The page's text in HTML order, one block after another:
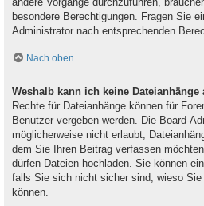
besondere Berechtigungen. Fragen Sie
Administrator nach entsprechenden
Nach oben
Weshalb kann ich keine Dateianhänge
Rechte für Dateianhänge können für
Benutzer vergeben werden. Die Board-
möglicherweise nicht erlaubt,
dem Sie Ihren Beitrag verfassen
dürfen Dateien hochladen. Sie können
falls Sie sich nicht sicher sind, wieso Sie
können.